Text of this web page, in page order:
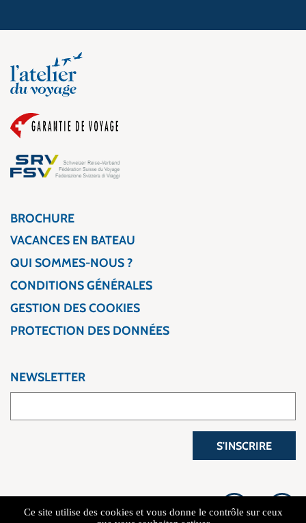
BROCHURE
VACANCES EN BATEAU
QUI SOMMES-NOUS ?
CONDITIONS GÉNÉRALES
GESTION DES COOKIES
PROTECTION DES DONNÉES
NEWSLETTER
S'INSCRIRE
Ce site utilise des cookies et vous donne le contrôle sur ceux